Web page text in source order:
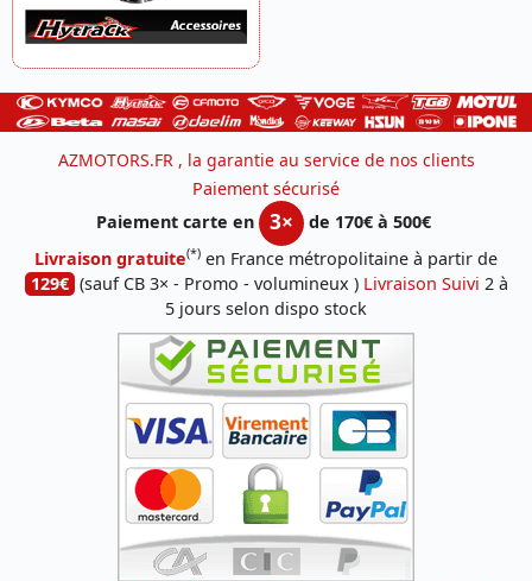
AZMOTORS.FR , la garantie au service de nos clients
Paiement sécurisé
Paiement carte en
3×
de 170€ à 500€
Livraison gratuite(*) en France métropolitaine à partir de
129€ (sauf CB 3× - Promo - volumineux ) Livraison Suivi 2 à
5 jours selon dispo stock